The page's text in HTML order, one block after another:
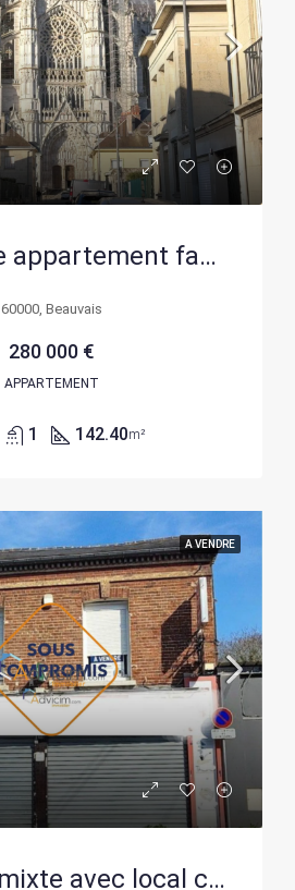
Magnifique appartement familial de 142 m² au centre de Beauvais avec vue sur la cathédrale
60000, Beauvais
280 000 €
APPARTEMENT
1 142.40m²
A VENDRE
Immeuble mixte avec local commercial, logement et dépendances à Beauvais